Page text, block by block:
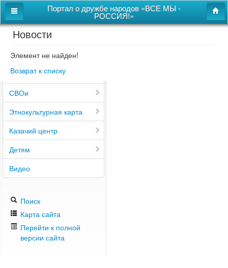
Портал о дружбе народов «ВСЕ МЫ -
РОССИЯ!»
Главная
Дом дружбы народов
Новости
СВОи
Этнокультурная карта
Казачий центр
Детям
Видео
Поиск
Карта сайта
Перейти к полной
версии сайта
Новости
Элемент не найден!
Возврат к списку